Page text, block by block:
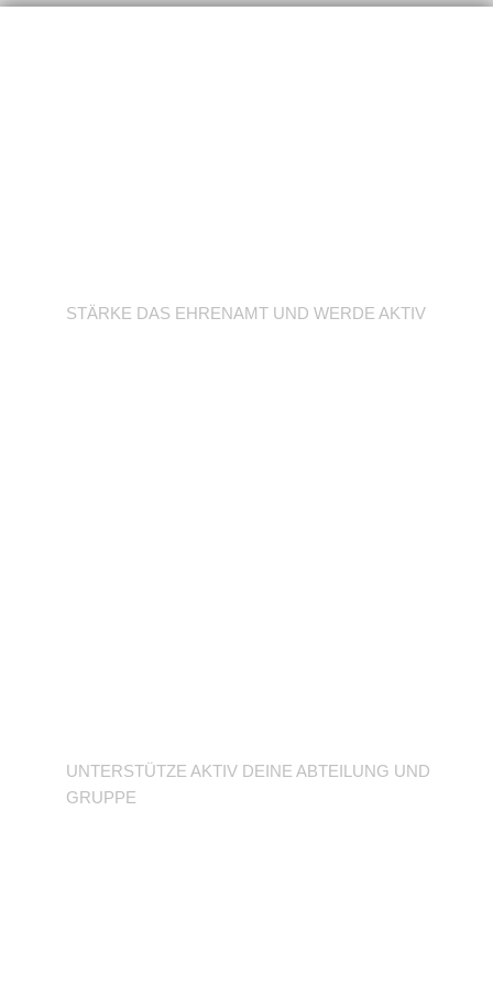
STÄRKE DAS EHRENAMT UND WERDE AKTIV
UNTERSTÜTZE AKTIV DEINE ABTEILUNG UND
GRUPPE